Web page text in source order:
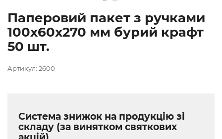
Паперовий пакет з ручками
100х60х270 мм бурий крафт
50 шт.
Артикул: 2600
Система знижок на продукцію зі
складу (за винятком святкових